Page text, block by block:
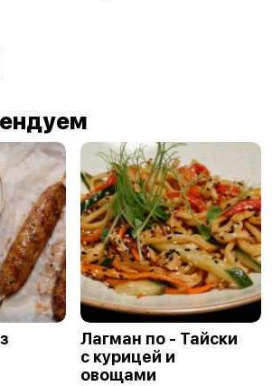
Лагман по - Тайски
с курицей и
овощами